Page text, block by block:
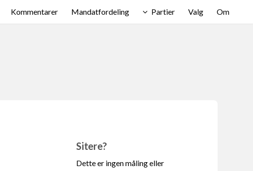
Kommentarer Mandatfordeling Partier Valg Om
Sitere?
Dette er ingen måling eller